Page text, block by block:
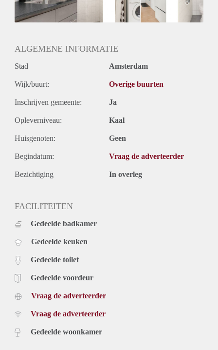
ALGEMENE INFORMATIE
Stad Amsterdam
Wijk/buurt: Overige buurten
Inschrijven gemeente: Ja
Opleverniveau: Kaal
Huisgenoten: Geen
Begindatum: Vraag de adverteerder
Bezichtiging In overleg
FACILITEITEN
Gedeelde badkamer
Gedeelde keuken
Gedeelde toilet
Gedeelde voordeur
Vraag de adverteerder
Vraag de adverteerder
Gedeelde woonkamer